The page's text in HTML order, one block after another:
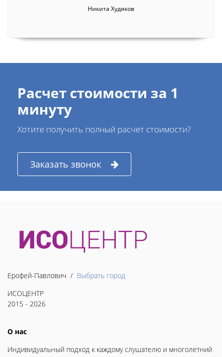
Никита Худяков
Расчет стоимости за 1
минуту
Хотите получить полный расчет стоимости?
Заказать звонок
Ерофей-Павлович / Выбрать город
ИСОЦЕНТР
2015 - 2026
О нас
Индивидуальный подход к каждому слушателю и многолетний